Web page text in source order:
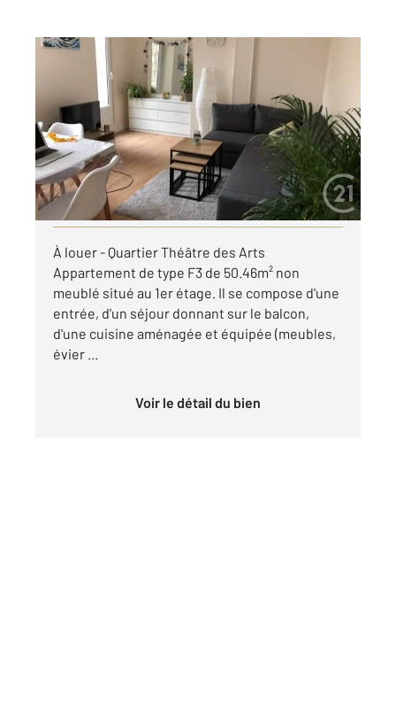
ROUEN 76
50,46 m
2, 3 pièces
Ref : 8220
Appartement F3 à louer
857 €
par mois charges comprises
Visiter le site dédié
À louer - Quartier Théâtre des Arts
Appartement de type F3 de 50.46m² non
meublé situé au 1er étage. Il se compose d'une
entrée, d'un séjour donnant sur le balcon,
d'une cuisine aménagée et équipée (meubles,
évier ...
Voir le détail du bien